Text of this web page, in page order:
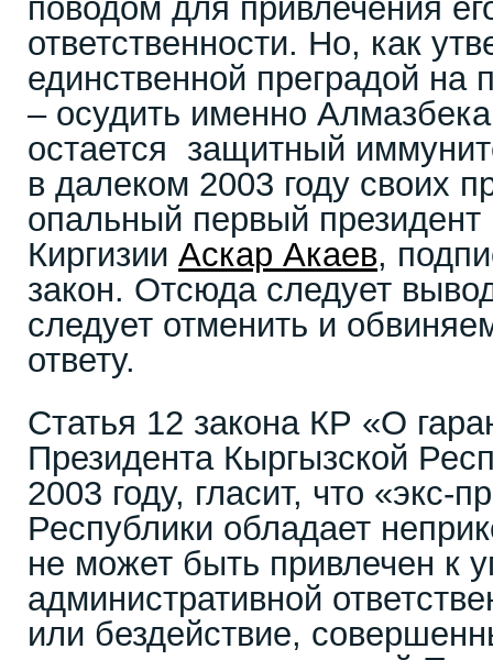
поводом для привлечения
ответственности. Но, как
единственной преградой на
– осудить именно
остается защитный
в далеком 2003 году своих
опальный первый президент
Киргизии Аскар Акаев,
закон. Отсюда следует
следует отменить и
ответу.
Статья 12 закона КР «О
Президента Кыргызской
2003 году, гласит, что «экс-
Республики обладает
не может быть привлечен к
административной
или бездействие,